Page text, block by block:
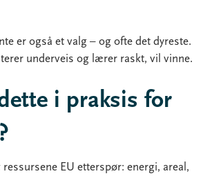
er også et valg – og ofte det dyreste.
underveis og lærer raskt, vil vinne.
i praksis for
EU etterspør: energi, areal,